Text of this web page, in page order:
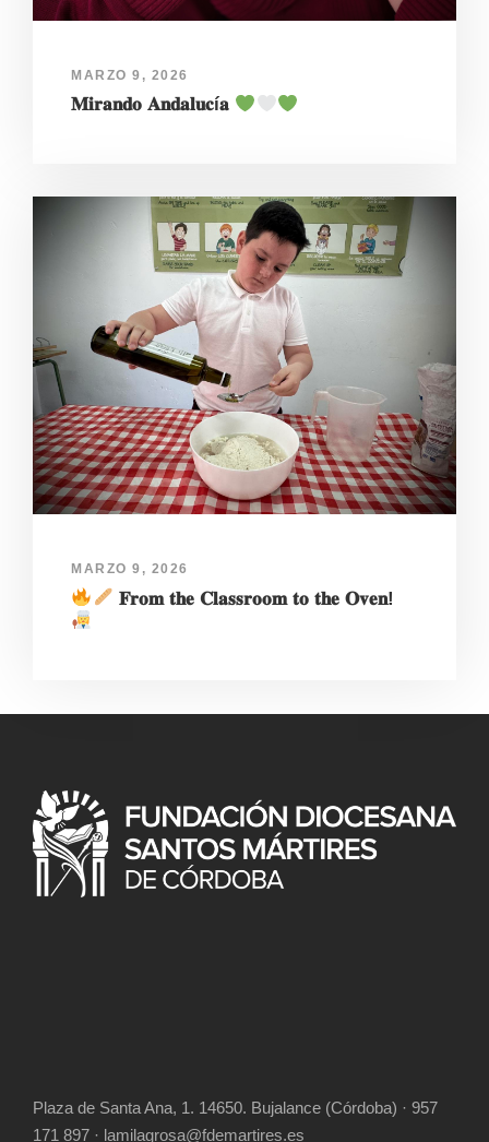
MARZO 9, 2026
𝐌𝐢𝐫𝐚𝐧𝐝𝐨 𝐀𝐧𝐝𝐚𝐥𝐮𝐜í𝐚
MARZO 9, 2026
𝐅𝐫𝐨𝐦 𝐭𝐡𝐞 𝐂𝐥𝐚𝐬𝐬𝐫𝐨𝐨𝐦 𝐭𝐨 𝐭𝐡𝐞 𝐎𝐯𝐞𝐧!
Plaza de Santa Ana, 1. 14650. Bujalance (Córdoba) · 957
171 897 · lamilagrosa@fdemartires.es